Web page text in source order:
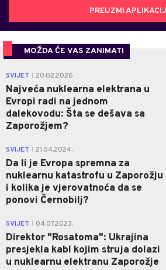
PREUZMI
MOŽDA ĆE VAS ZANIMATI
SVIJET 20.02.2026.
Najveća nuklearna elektrana u
Evropi radi na jednom
dalekovodu: Šta se dešava sa
Zaporožjem?
SVIJET 21.04.2024.
Da li je Evropa spremna za
nuklearnu katastrofu u Zaporožju
i kolika je vjerovatnoća da se
ponovi Černobilj?
SVIJET 04.07.2023.
Direktor "Rosatoma": Ukrajina
presjekla kabl kojim struja dolazi
u nuklearnu elektranu Zaporožje